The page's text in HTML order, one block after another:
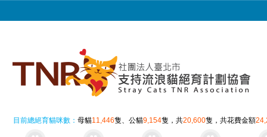
目前總絕育貓咪數：母貓11,446隻、公貓9,154隻，共20,600隻，共花費金額